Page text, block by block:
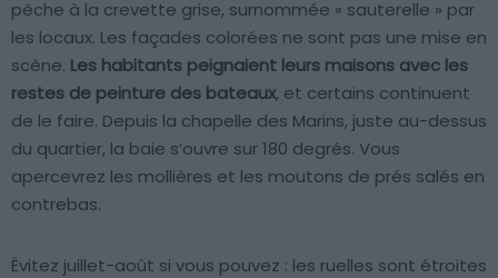
pêche à la crevette grise, surnommée « sauterelle » par
les locaux. Les façades colorées ne sont pas une mise en
scène. Les habitants peignaient leurs maisons avec les
restes de peinture des bateaux, et certains continuent
de le faire. Depuis la chapelle des Marins, juste au-dessus
du quartier, la baie s’ouvre sur 180 degrés. Vous
apercevrez les mollières et les moutons de prés salés en
contrebas.
Évitez juillet-août si vous pouvez : les ruelles sont étroites